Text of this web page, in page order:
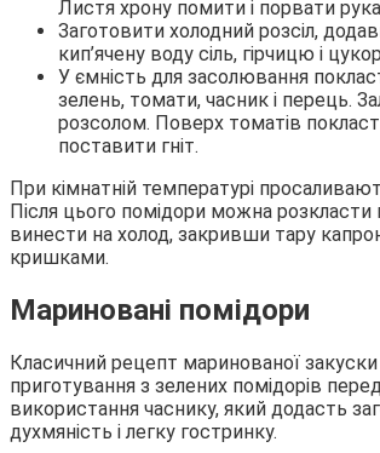
Листя хрону помити і порвати
Заготовити холодний розсіл,
кип’ячену воду сіль, гірчицю і
У ємність для засолювання
зелень, томати, часник і перець.
розсолом. Поверх томатів
поставити гніт.
При кімнатній температурі
Після цього помідори можна розкласти
винести на холод, закривши тару
кришками.
Мариновані помідори
Класичний рецепт маринованої
приготування з зелених помідорів
використання часнику, який додасть
духмяність і легку гостринку.